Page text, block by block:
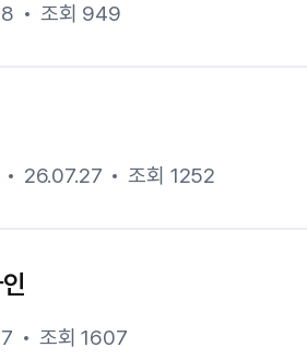
조회 949
26.07.27 조회 1252
조회 1607